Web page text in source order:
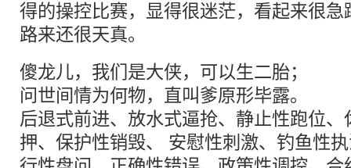
得的操控比赛，显得很迷茫，看起来很
路来还很天真。
傻龙儿，我们是大侠，可以生二胎；
问世间情为何物，直叫爹原形毕露。
后退式前进、放水式逼抢、静止性跑位
押、保护性销毁、 安慰性刺激、钓鱼性